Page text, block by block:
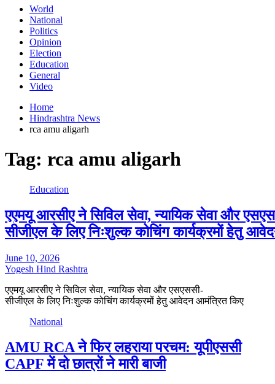
World
National
Politics
Opinion
Election
Education
General
Video
Home
Hindrashtra News
rca amu aligarh
Tag: rca amu aligarh
Education
एएमयू आरसीए ने सिविल सेवा, न्यायिक सेवा और
सीजीएल के लिए निःशुल्क कोचिंग कार्यक्रमों हेतु
June 10, 2026
Yogesh Hind Rashtra
एएमयू आरसीए ने सिविल सेवा, न्यायिक सेवा और एसएससी-
सीजीएल के लिए निःशुल्क कोचिंग कार्यक्रमों हेतु आवेदन आमंत्रित किए
National
AMU RCA ने फिर लहराया परचम: यूपीएससी
CAPF में दो छात्रों ने मारी बाजी